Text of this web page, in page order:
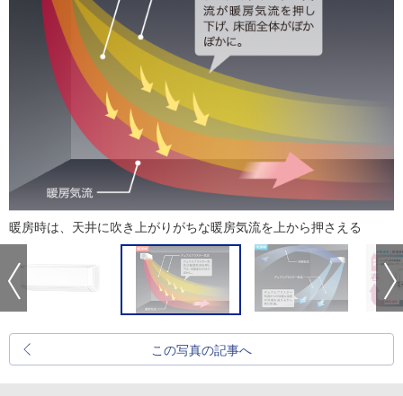
暖房時は、天井に吹き上がりがちな暖房気流を上から押さえる
この写真の記事へ